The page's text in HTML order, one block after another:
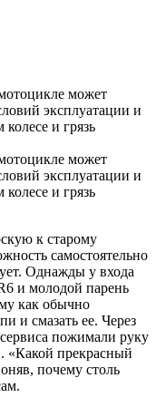
может
эксплуатации и
колесе и грязь
может
эксплуатации и
колесе и грязь
к старому
самостоятельно
Однажды у входа
и молодой парень
как обычно
и смазать ее. Через
пожимали руку
«Какой прекрасный
почему столь